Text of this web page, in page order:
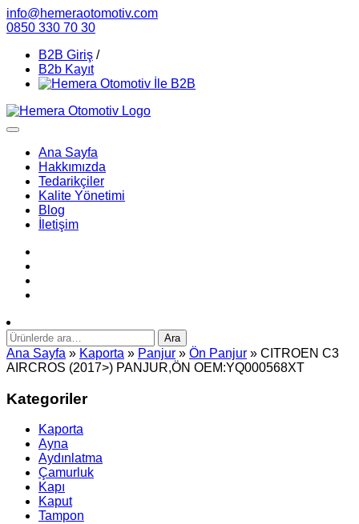
info@hemeraotomotiv.com
0850 330 70 30
B2B Giriş /
B2b Kayıt
Ana Sayfa
Hakkımızda
Tedarikçiler
Kalite Yönetimi
Blog
İletişim
Ara: Ara
Ana Sayfa » Kaporta » Panjur » Ön Panjur » CITROEN C3
AIRCROS (2017>) PANJUR,ÖN OEM:YQ000568XT
Kategoriler
Kaporta
Ayna
Aydınlatma
Çamurluk
Kapı
Kaput
Tampon